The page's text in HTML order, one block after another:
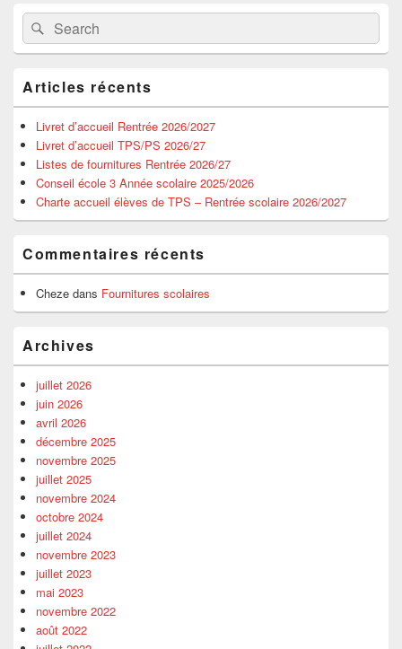
Primary
Sidebar
Widget
Area
Search
for:
Search
Articles récents
Livret d’accueil Rentrée 2026/2027
Livret d’accueil TPS/PS 2026/27
Listes de fournitures Rentrée 2026/27
Conseil école 3 Année scolaire 2025/2026
Charte accueil élèves de TPS – Rentrée scolaire 2026/2027
Commentaires récents
Cheze dans Fournitures scolaires
Archives
juillet 2026
juin 2026
avril 2026
décembre 2025
novembre 2025
juillet 2025
novembre 2024
octobre 2024
juillet 2024
novembre 2023
juillet 2023
mai 2023
novembre 2022
août 2022